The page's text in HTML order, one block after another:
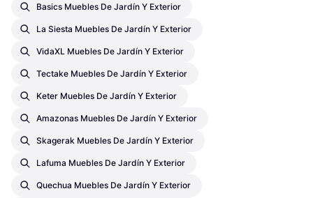
Basics Muebles De Jardín Y Exterior
La Siesta Muebles De Jardín Y Exterior
VidaXL Muebles De Jardín Y Exterior
Tectake Muebles De Jardín Y Exterior
Keter Muebles De Jardín Y Exterior
Amazonas Muebles De Jardín Y Exterior
Skagerak Muebles De Jardín Y Exterior
Lafuma Muebles De Jardín Y Exterior
Quechua Muebles De Jardín Y Exterior